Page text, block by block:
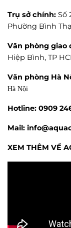
Trụ sở chính: Số
Phường Bình
Văn phòng giao
Hiệp Bình, TP
Văn phòng Hà
Hà Nội
Hotline: 0909
Mail:
XEM THÊM VỀ